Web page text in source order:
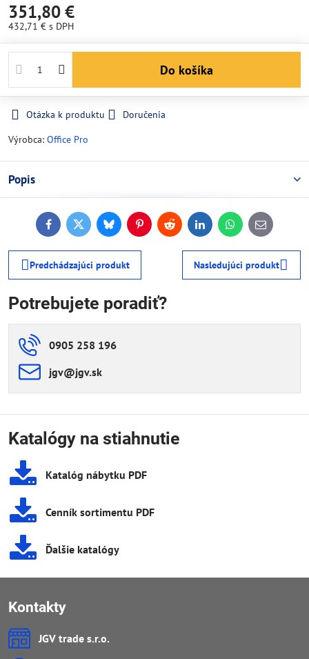
351,80 €
432,71 € s DPH
Do košíka
Otázka k produktu
Doručenia
Výrobca: Office Pro
Popis
FacebookTwitterBlueskyPinterestReddit LinkedInWhatsApp
E-
mail
Predchádzajúci produkt Nasledujúci produkt
Potrebujete poradiť?
0905 258 196
jgv​@jgv​.sk
Katalógy na stiahnutie
Katalóg nábytku PDF
Cenník sortimentu PDF
Ďalšie katalógy
Kontakty
JGV trade s​.r​.o​.